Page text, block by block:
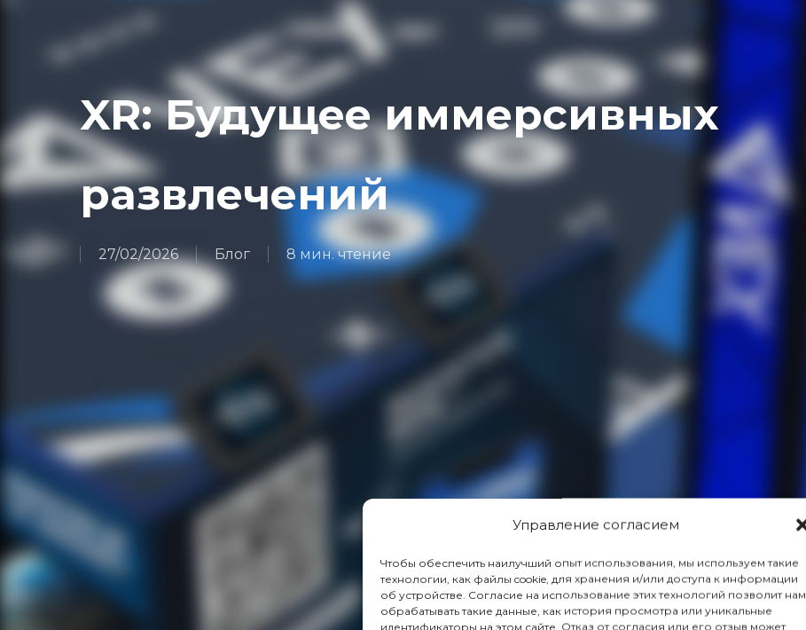
Управление согласием
Чтобы обеспечить наилучший опыт использования, мы используем такие
технологии, как файлы cookie, для хранения и/или доступа к информации
об устройстве. Согласие на использование этих технологий позволит нам
обрабатывать такие данные, как история просмотра или уникальные
идентификаторы на этом сайте. Отказ от согласия или его отзыв может
XR: Будущее иммерсивных
развлечений
27/02/2026 Блог 8 мин. чтение